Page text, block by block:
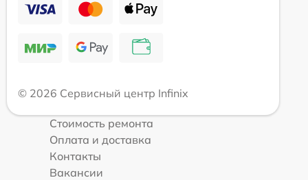
© 2026 Сервисный центр Infinix
Стоимость ремонта
Оплата и доставка
Контакты
Вакансии